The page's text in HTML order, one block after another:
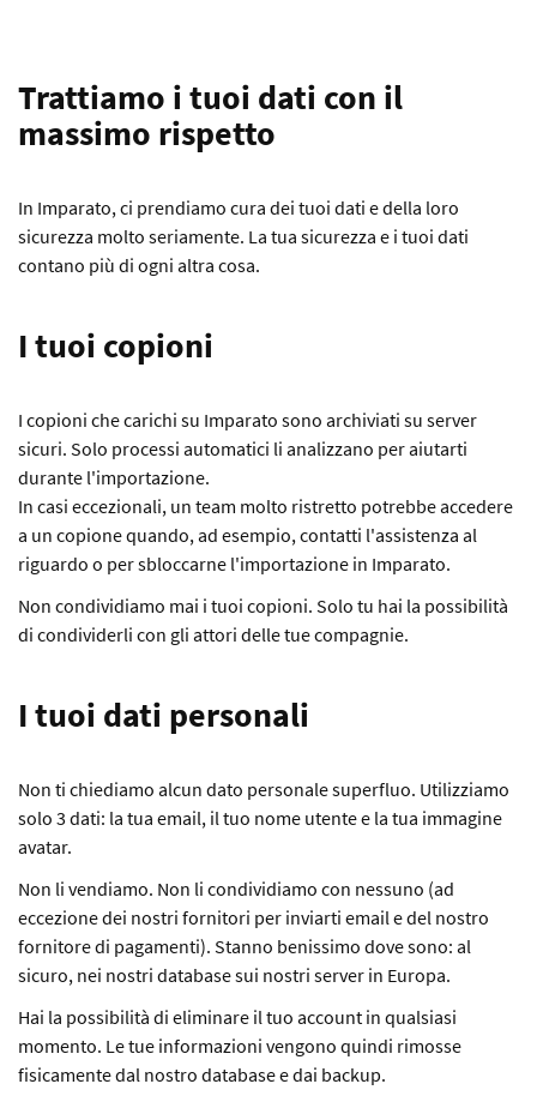
Trattiamo i tuoi dati con il
massimo rispetto
In Imparato, ci prendiamo cura dei tuoi dati e della loro
sicurezza molto seriamente. La tua sicurezza e i tuoi dati
contano più di ogni altra cosa.
I tuoi copioni
I copioni che carichi su Imparato sono archiviati su server
sicuri. Solo processi automatici li analizzano per aiutarti
durante l'importazione.
In casi eccezionali, un team molto ristretto potrebbe accedere
a un copione quando, ad esempio, contatti l'assistenza al
riguardo o per sbloccarne l'importazione in Imparato.
Non condividiamo mai i tuoi copioni. Solo tu hai la possibilità
di condividerli con gli attori delle tue compagnie.
I tuoi dati personali
Non ti chiediamo alcun dato personale superfluo. Utilizziamo
solo 3 dati: la tua email, il tuo nome utente e la tua immagine
avatar.
Non li vendiamo. Non li condividiamo con nessuno (ad
eccezione dei nostri fornitori per inviarti email e del nostro
fornitore di pagamenti). Stanno benissimo dove sono: al
sicuro, nei nostri database sui nostri server in Europa.
Hai la possibilità di eliminare il tuo account in qualsiasi
momento. Le tue informazioni vengono quindi rimosse
fisicamente dal nostro database e dai backup.